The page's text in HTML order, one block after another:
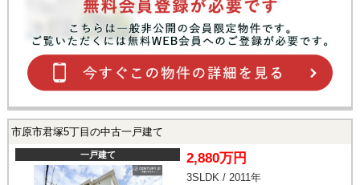
市原市君塚5丁目の中古一戸建て
一戸建て 2,880万円
3SLDK / 2011年